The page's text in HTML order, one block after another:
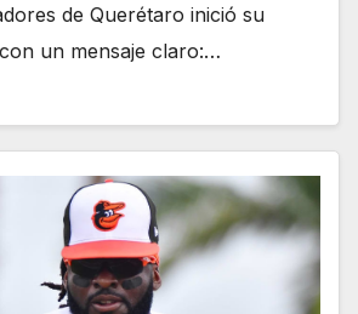
de Querétaro inició su
un mensaje claro:…